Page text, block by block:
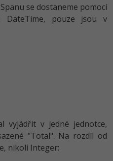
se dostaneme pomocí
DateTime, pouze jsou v
vyjádřit v jedné jednotce,
"Total". Na rozdíl od
nikoli Integer: